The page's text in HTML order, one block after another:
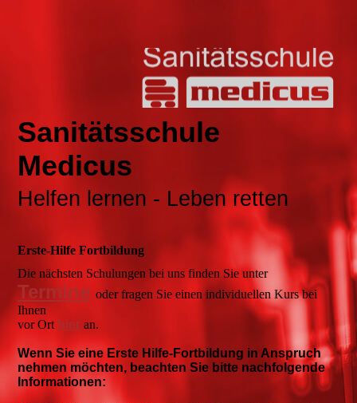
Sanitätsschule
Medicus
Helfen lernen - Leben retten
Erste-Hilfe Fortbildung
Die nächsten Schulungen bei uns finden Sie unter
Termine oder fragen Sie einen individuellen Kurs bei
Ihnen
vor Ort hier an.
Wenn Sie eine Erste Hilfe-Fortbildung in Anspruch
nehmen möchten, beachten Sie bitte nachfolgende
Informationen: